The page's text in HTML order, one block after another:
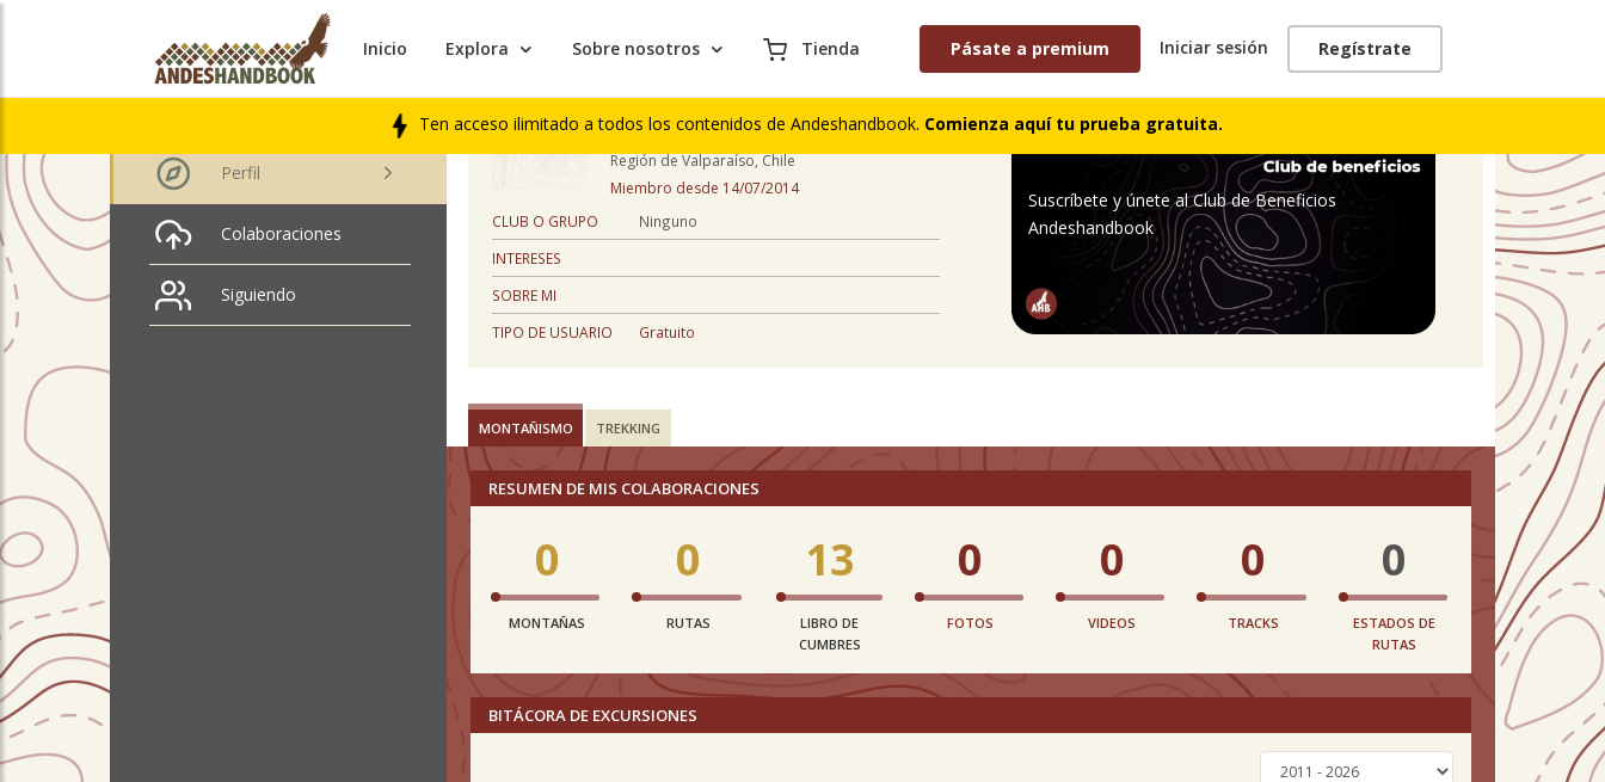
Inicio Explora Sobre nosotros Tienda Pásate a premium Iniciar sesión Regístrate
Ten acceso ilimitado a todos los contenidos de Andeshandbook. Comienza aquí tu prueba gratuita.
victor antonio hevia
nuñez
Perfil
Colaboraciones
Siguiendo
PERFIL
46 años
Región de Valparaíso, Chile
Miembro desde 14/07/2014
CLUB O GRUPO
Ninguno
INTERESES
SOBRE MI
TIPO DE USUARIO
Gratuito
Suscríbete y únete al Club de Beneficios
Andeshandbook
MONTAÑISMO TREKKING
RESUMEN DE MIS COLABORACIONES
0
MONTAÑAS
0
RUTAS
13
LIBRO DE
CUMBRES
0
FOTOS
0
VIDEOS
0
TRACKS
0
ESTADOS DE
RUTAS
BITÁCORA DE EXCURSIONES